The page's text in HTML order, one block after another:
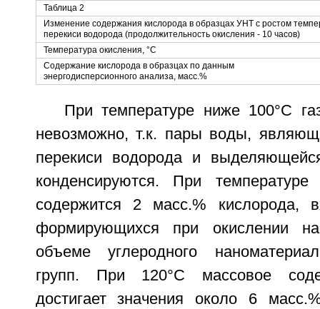
Таблица 2
Изменение содержания кислорода в образцах УНТ с ростом
перекиси водорода (продолжительность окисления - 10 часов)
Температура окисления, °C
Содержание кислорода в образцах по данным
энергодисперсионного анализа, масс.%
При температуре ниже 100°C
невозможно, т.к. пары воды,
перекиси водорода и
конденсируются. При
содержится 2 масс.% кислорода,
формирующихся при окислении
объеме углеродного
групп. При 120°C массовое
достигает значения около 6